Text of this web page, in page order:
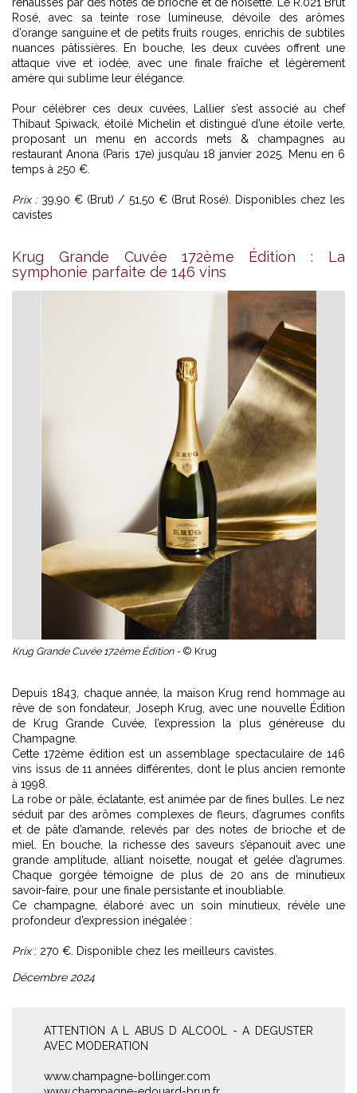
Rosé, avec sa teinte rose lumineuse, dévoile des arômes
d’orange sanguine et de petits fruits rouges, enrichis de subtiles
nuances pâtissières. En bouche, les deux cuvées offrent une
attaque vive et iodée, avec une finale fraîche et légèrement
amère qui sublime leur élégance.
Pour célébrer ces deux cuvées, Lallier s’est associé au chef
Thibaut Spiwack, étoilé Michelin et distingué d’une étoile verte,
proposant un menu en accords mets & champagnes au
restaurant Anona (Paris 17e) jusqu’au 18 janvier 2025. Menu en 6
temps à 250 €.
Prix : 39,90 € (Brut) / 51,50 € (Brut Rosé). Disponibles chez les
cavistes
Krug Grande Cuvée 172ème Édition : La
symphonie parfaite de 146 vins
Krug Grande Cuvée 172ème Édition - © Krug
Depuis 1843, chaque année, la maison Krug rend hommage au
rêve de son fondateur, Joseph Krug, avec une nouvelle Édition
de Krug Grande Cuvée, l’expression la plus généreuse du
Champagne.
Cette 172ème édition est un assemblage spectaculaire de 146
vins issus de 11 années différentes, dont le plus ancien remonte
à 1998.
La robe or pâle, éclatante, est animée par de fines bulles. Le nez
séduit par des arômes complexes de fleurs, d’agrumes confits
et de pâte d’amande, relevés par des notes de brioche et de
miel. En bouche, la richesse des saveurs s’épanouit avec une
grande amplitude, alliant noisette, nougat et gelée d’agrumes.
Chaque gorgée témoigne de plus de 20 ans de minutieux
savoir-faire, pour une finale persistante et inoubliable.
Ce champagne, élaboré avec un soin minutieux, révèle une
profondeur d’expression inégalée :
Prix: 270 €. Disponible chez les meilleurs cavistes.
Décembre 2024
ATTENTION A L ABUS D ALCOOL - A DEGUSTER
AVEC MODERATION
www.champagne-bollinger.com